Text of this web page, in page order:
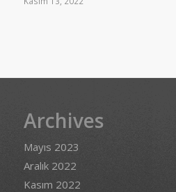
Archives
Mayıs 2023
Aralık 2022
Kasım 2022